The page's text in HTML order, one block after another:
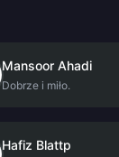
Mansoor Ahadi
Dobrze i miło.
Hafiz Blattp